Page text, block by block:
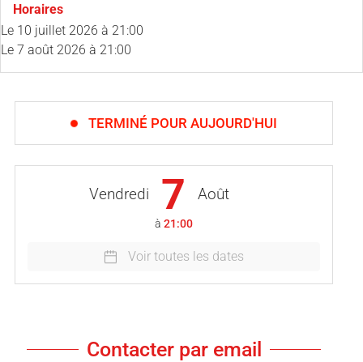
Horaires
Le 10 juillet 2026 à 21:00
Le 7 août 2026 à 21:00
TERMINÉ POUR AUJOURD'HUI
Vendredi 7 Août
à 21:00
Voir toutes les dates
Contacter par email